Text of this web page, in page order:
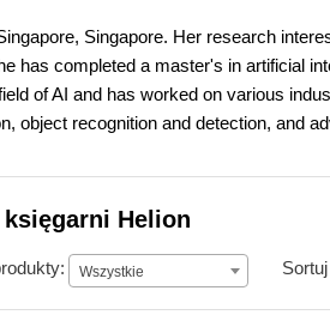
Singapore. Her research
has completed a master's in artificial
of AI and has worked on various
object recognition and detection, and
Helion
Wszystkie